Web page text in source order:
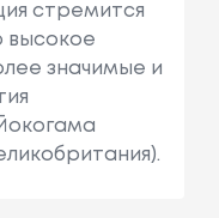
стремится
высокое
значимые и